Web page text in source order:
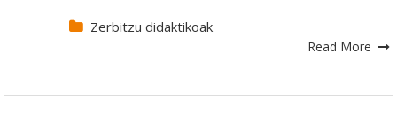
Zerbitzu didaktikoak
Read More